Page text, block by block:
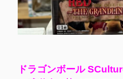
ドラゴンボール